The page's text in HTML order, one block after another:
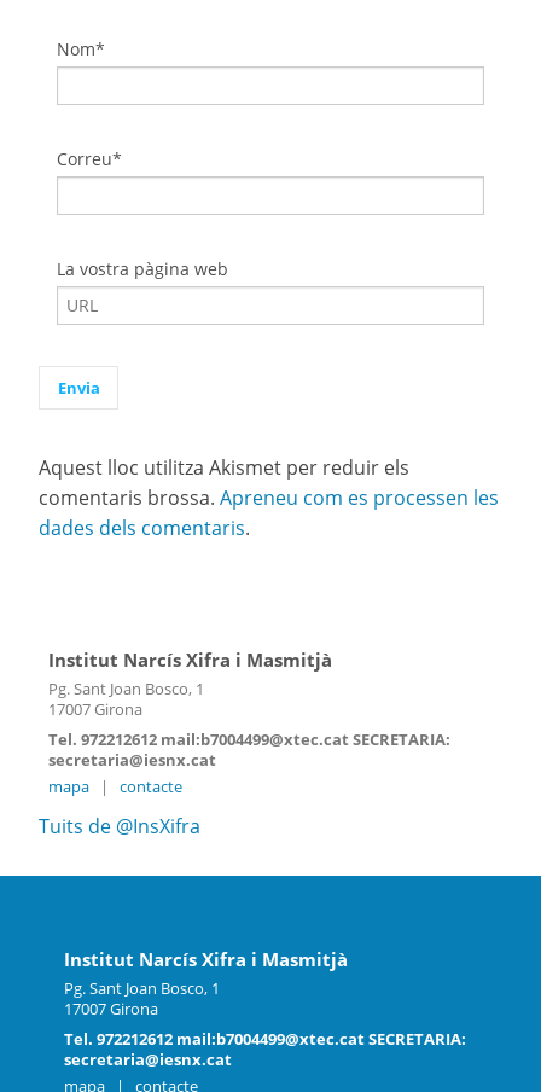
Nom*
Correu*
La vostra pàgina web
Aquest lloc utilitza Akismet per reduir els
comentaris brossa. Apreneu com es processen les
dades dels comentaris.
Institut Narcís Xifra i Masmitjà
Pg. Sant Joan Bosco, 1
17007 Girona
Tel. 972212612 mail:b7004499@xtec.cat SECRETARIA:
secretaria@iesnx.cat
mapa
| contacte
Tuits de @InsXifra
Institut Narcís Xifra i Masmitjà
Pg. Sant Joan Bosco, 1
17007 Girona
Tel. 972212612 mail:b7004499@xtec.cat SECRETARIA:
secretaria@iesnx.cat
mapa
| contacte